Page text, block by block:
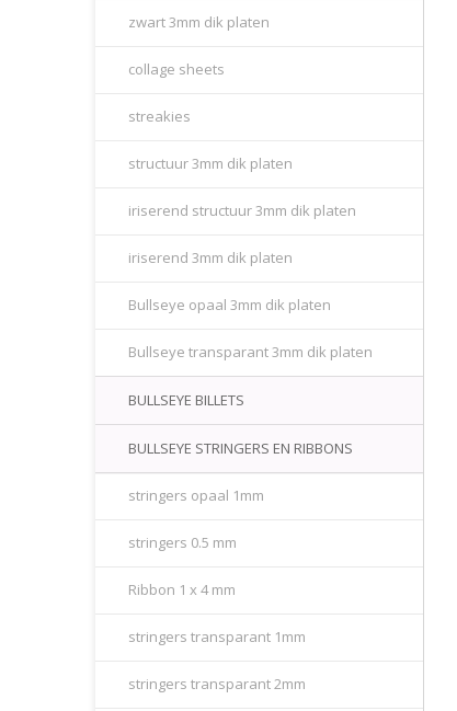
zwart 3mm dik platen
collage sheets
streakies
structuur 3mm dik platen
iriserend structuur 3mm dik platen
iriserend 3mm dik platen
Bullseye opaal 3mm dik platen
Bullseye transparant 3mm dik platen
BULLSEYE BILLETS
BULLSEYE STRINGERS EN RIBBONS
stringers opaal 1mm
stringers 0.5 mm
Ribbon 1 x 4 mm
stringers transparant 1mm
stringers transparant 2mm